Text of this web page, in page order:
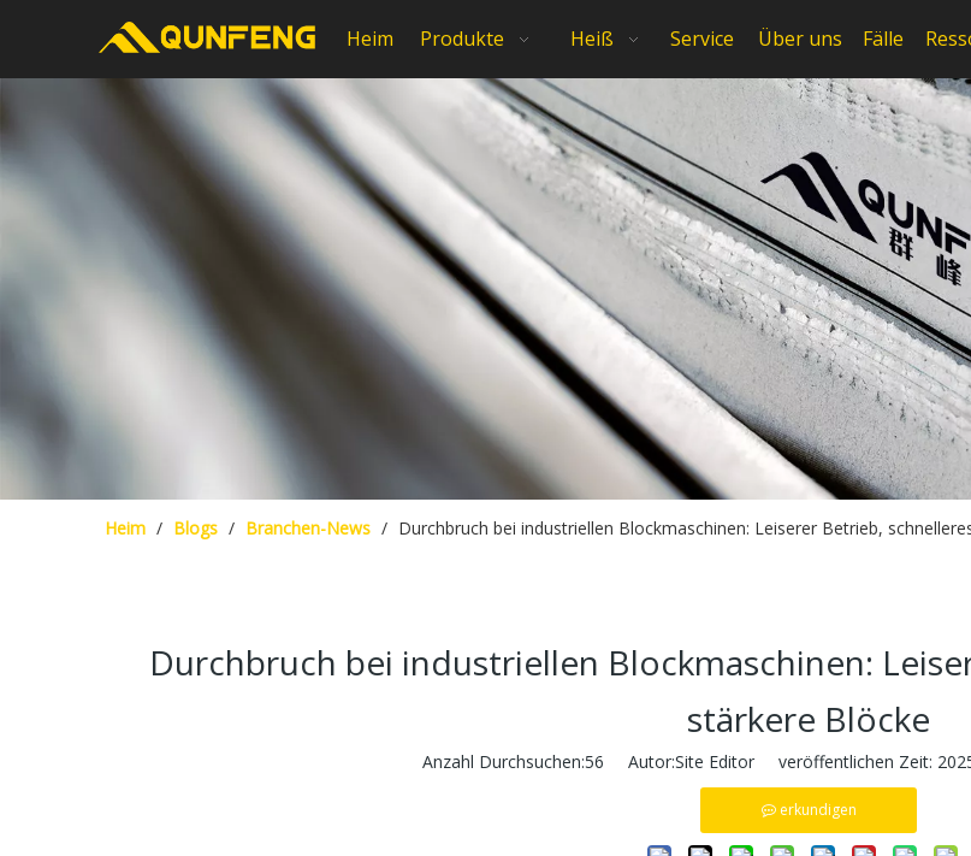
Heim Produkte Heiß Service Über uns Fälle
Heim / Blogs / Branchen-News / Durchbruch bei industriellen Blockmaschinen: Leiserer Betrieb,
Durchbruch bei industriellen Blockmaschinen:
stärkere Blöcke
Anzahl Durchsuchen:56 Autor:Site Editor veröffentlichen Zeit:
erkundigen